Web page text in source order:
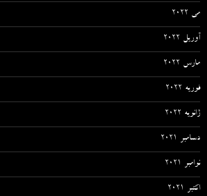
می 2022
آوریل 2022
مارس 2022
فوریه 2022
ژانویه 2022
دسامبر 2021
نوامبر 2021
اکتبر 2021